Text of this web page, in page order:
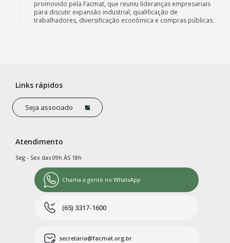
promovido pela Facmat, que reuniu lideranças empresariais
para discutir expansão industrial, qualificação de
trabalhadores, diversificação econômica e compras públicas.
Links rápidos
Seja associado
Atendimento
Seg - Sex das 09h ÀS 18h
Chama a gente no WhatsApp
(65) 3317-1600
secretaria@facmat.org.br